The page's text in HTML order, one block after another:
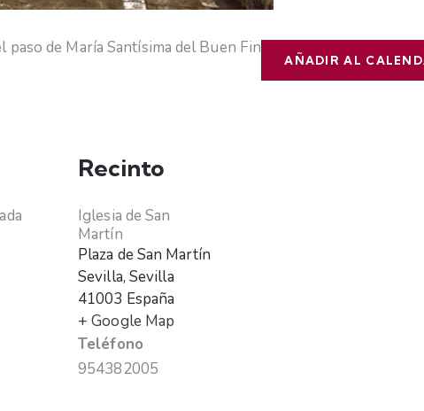
de María Santísima del Buen Fin
AÑADIR AL
Recinto
Iglesia de San
Martín
Plaza de San Martín
Sevilla, Sevilla
41003 España
+ Google Map
Teléfono
954382005